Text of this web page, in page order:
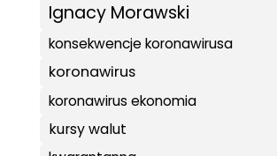
Ignacy Morawski
konsekwencje koronawirusa
koronawirus
koronawirus ekonomia
kursy walut